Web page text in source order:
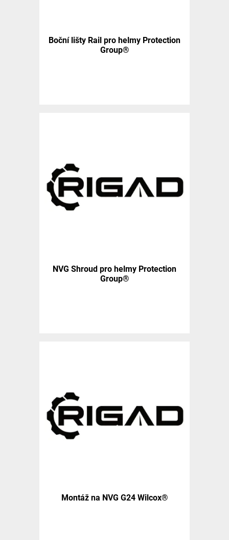
Boční lišty Rail pro helmy Protection
Group®
NVG Shroud pro helmy Protection
Group®
Montáž na NVG G24 Wilcox®